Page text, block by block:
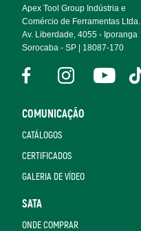
Apex Tool Group Indústria e
Comércio de Ferramentas Ltda.
Av. Liberdade, 4055 - Iporanga
Sorocaba - SP | 18087-170
COMUNICAÇÃO
CATÁLOGOS
CERTIFICADOS
GALERIA DE VÍDEO
SATA
ONDE COMPRAR